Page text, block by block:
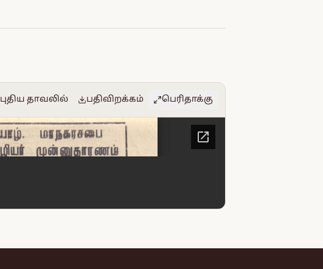
புதிய தாவலில் பதிவிறக்கம் பெரிதாக்கு